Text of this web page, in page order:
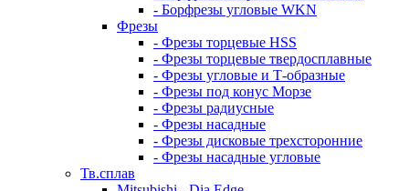
- Борфрезы угловые WKN
Фрезы
- Фрезы торцевые HSS
- Фрезы торцевые твердосплавные
- Фрезы угловые и Т-образные
- Фрезы под конус Морзе
- Фрезы радиусные
- Фрезы насадные
- Фрезы дисковые трехсторонние
- Фрезы насадные угловые
Тв.сплав